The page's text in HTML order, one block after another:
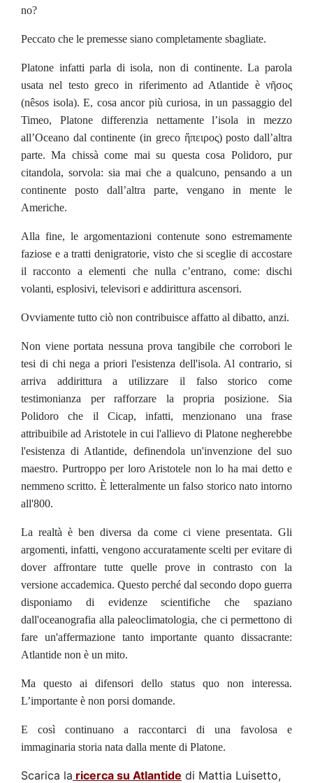
no?
Peccato che le premesse siano completamente sbagliate.
Platone infatti parla di isola, non di continente. La parola
usata nel testo greco in riferimento ad Atlantide è νῆσος
(nêsos isola). E, cosa ancor più curiosa, in un passaggio del
Timeo, Platone differenzia nettamente l’isola in mezzo
all’Oceano dal continente (in greco ἤπειρος) posto dall’altra
parte. Ma chissà come mai su questa cosa Polidoro, pur
citandola, sorvola: sia mai che a qualcuno, pensando a un
continente posto dall’altra parte, vengano in mente le
Americhe.
Alla fine, le argomentazioni contenute sono estremamente
faziose e a tratti denigratorie, visto che si sceglie di accostare
il racconto a elementi che nulla c’entrano, come: dischi
volanti, esplosivi, televisori e addirittura ascensori.
Ovviamente tutto ciò non contribuisce affatto al dibatto, anzi.
Non viene portata nessuna prova tangibile che corrobori le
tesi di chi nega a priori l'esistenza dell'isola. Al contrario, si
arriva addirittura a utilizzare il falso storico come
testimonianza per rafforzare la propria posizione. Sia
Polidoro che il Cicap, infatti, menzionano una frase
attribuibile ad Aristotele in cui l'allievo di Platone negherebbe
l'esistenza di Atlantide, definendola un'invenzione del suo
maestro. Purtroppo per loro Aristotele non lo ha mai detto e
nemmeno scritto. È letteralmente un falso storico nato intorno
all'800.
La realtà è ben diversa da come ci viene presentata. Gli
argomenti, infatti, vengono accuratamente scelti per evitare di
dover affrontare tutte quelle prove in contrasto con la
versione accademica. Questo perché dal secondo dopo guerra
disponiamo di evidenze scientifiche che spaziano
dall'oceanografia alla paleoclimatologia, che ci permettono di
fare un'affermazione tanto importante quanto dissacrante:
Atlantide non è un mito.
Ma questo ai difensori dello status quo non interessa.
L’importante è non porsi domande.
E così continuano a raccontarci di una favolosa e
immaginaria storia nata dalla mente di Platone.
Scarica la ricerca su Atlantide di Mattia Luisetto,